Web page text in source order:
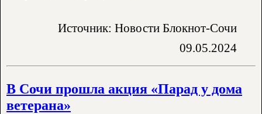
Источник: Новости Блокнот-Сочи
09.05.2024
В Сочи прошла акция «Парад у дома
ветерана»